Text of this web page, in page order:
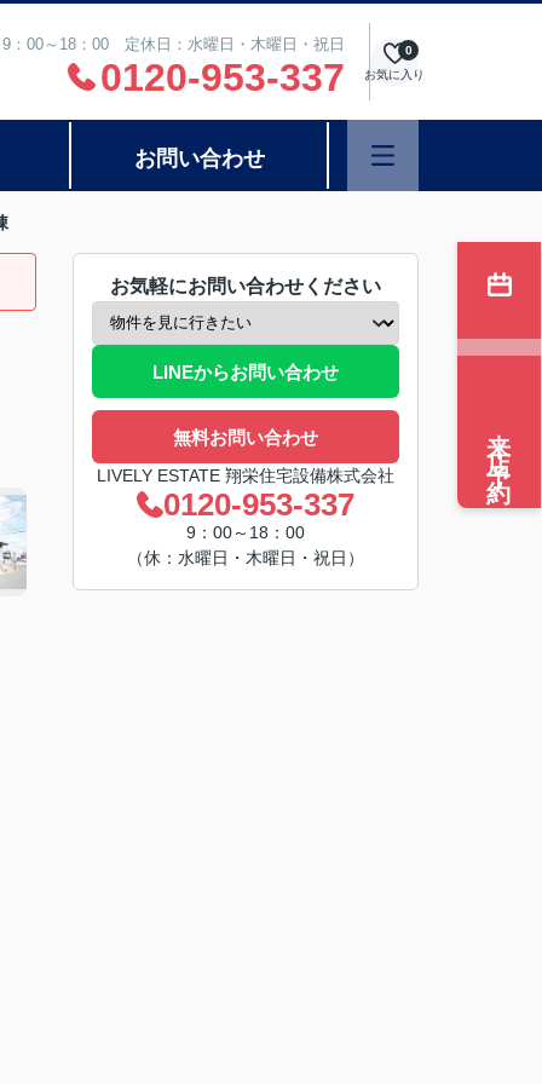
：00～18：00 定休日：水曜日・木曜日・祝日
0120-953-337 お気に入り
0
お問い合わせ
お気軽にお問い合わせください
LINEからお問い合わせ
無料お問い合わせ
LIVELY ESTATE 翔栄住宅設備株式会社
0120-953-337
9：00～18：00
（休：水曜日・木曜日・祝日）
来店予約